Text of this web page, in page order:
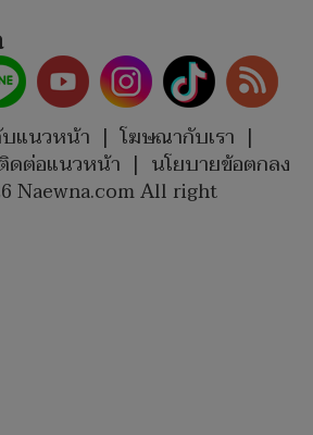
บแนวหน้า | โฆษณากับเรา |
ดต่อแนวหน้า | นโยบายข้อตกลง
Naewna.com All right